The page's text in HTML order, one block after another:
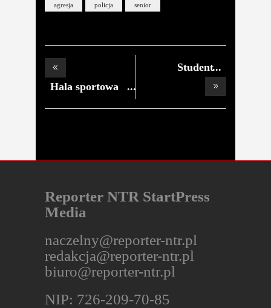
agresja policja senior
Hala sportowa
Student
Reporter NTR StartPress
Media
naczelny@reporter-ntr.pl
redakcja@reporter-ntr.pl
biuro@reporter-ntr.pl
NIP: 726-209-70-85